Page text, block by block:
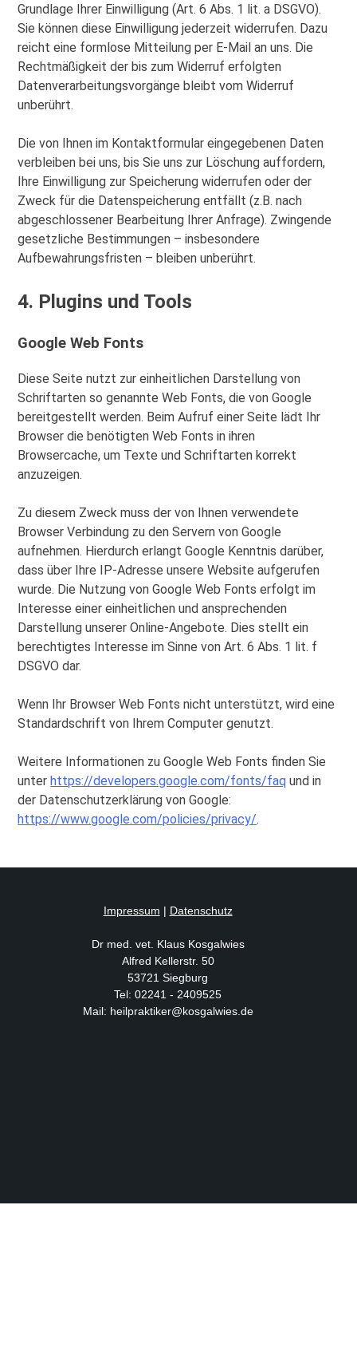
Grundlage Ihrer Einwilligung (Art. 6 Abs. 1 lit. a DSGVO).
Sie können diese Einwilligung jederzeit widerrufen. Dazu
reicht eine formlose Mitteilung per E-Mail an uns. Die
Rechtmäßigkeit der bis zum Widerruf erfolgten
Datenverarbeitungsvorgänge bleibt vom Widerruf
unberührt.
Die von Ihnen im Kontaktformular eingegebenen Daten
verbleiben bei uns, bis Sie uns zur Löschung auffordern,
Ihre Einwilligung zur Speicherung widerrufen oder der
Zweck für die Datenspeicherung entfällt (z.B. nach
abgeschlossener Bearbeitung Ihrer Anfrage). Zwingende
gesetzliche Bestimmungen – insbesondere
Aufbewahrungsfristen – bleiben unberührt.
4. Plugins und Tools
Google Web Fonts
Diese Seite nutzt zur einheitlichen Darstellung von
Schriftarten so genannte Web Fonts, die von Google
bereitgestellt werden. Beim Aufruf einer Seite lädt Ihr
Browser die benötigten Web Fonts in ihren
Browsercache, um Texte und Schriftarten korrekt
anzuzeigen.
Zu diesem Zweck muss der von Ihnen verwendete
Browser Verbindung zu den Servern von Google
aufnehmen. Hierdurch erlangt Google Kenntnis darüber,
dass über Ihre IP-Adresse unsere Website aufgerufen
wurde. Die Nutzung von Google Web Fonts erfolgt im
Interesse einer einheitlichen und ansprechenden
Darstellung unserer Online-Angebote. Dies stellt ein
berechtigtes Interesse im Sinne von Art. 6 Abs. 1 lit. f
DSGVO dar.
Wenn Ihr Browser Web Fonts nicht unterstützt, wird eine
Standardschrift von Ihrem Computer genutzt.
Weitere Informationen zu Google Web Fonts finden Sie
unterhttps://developers.google.com/fonts/faq und in
der Datenschutzerklärung von Google:
https://www.google.com/policies/privacy/.
Impressum | Datenschutz
Dr med. vet. Klaus Kosgalwies
Alfred Kellerstr. 50
53721 Siegburg
Tel: 02241 - 2409525
Mail: heilpraktiker@kosgalwies.de